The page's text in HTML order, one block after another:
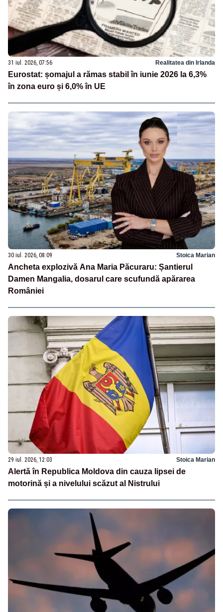
31 iul. 2026, 07:56 Realitatea din Irlanda
Eurostat: șomajul a rămas stabil în iunie 2026 la 6,3%
în zona euro și 6,0% în UE
30 iul. 2026, 08:09 Stoica Marian
Ancheta explozivă Ana Maria Păcuraru: Șantierul
Damen Mangalia, dosarul care scufundă apărarea
României
29 iul. 2026, 12:03 Stoica Marian
Alertă în Republica Moldova din cauza lipsei de
motorină și a nivelului scăzut al Nistrului